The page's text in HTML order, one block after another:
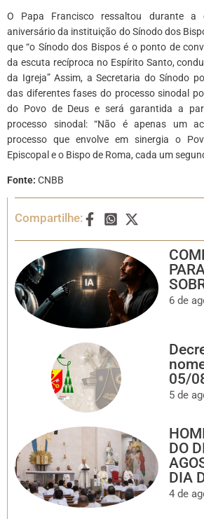
O Papa Francisco ressaltou durante a
aniversário da instituição do Sínodo dos
que “o Sínodo dos Bispos é o ponto de
da escuta recíproca no Espírito Santo,
da Igreja” Assim, a Secretaria do Sínodo
das diferentes fases do processo sinodal
do Povo de Deus e será garantida a
processo sinodal: “Não é apenas um
processo que envolve em sinergia o
Episcopal e o Bispo de Roma, cada um
Fonte: CNBB
Compartilhe:
6 de
05/
5 de
DO
DIA
4 de